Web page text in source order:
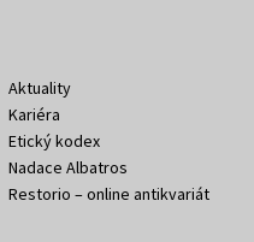
Aktuality
Kariéra
Etický kodex
Nadace Albatros
Restorio – online antikvariát